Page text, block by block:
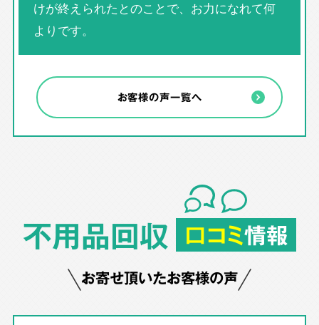
けが終えられたとのことで、お力になれて何
よりです。
お客様の声一覧へ
不用品回収 口コミ情報
お寄せ頂いたお客様の声